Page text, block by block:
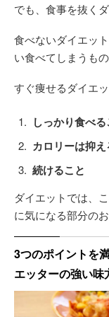
でも、食事を抜く
食べないダイエッ
い食べてしまうもの
すぐ痩せるダイエ
しっかり食べる
カロリーは抑え
続けること
ダイエットでは、
に気になる部分の
3つのポイントを
エッターの強い味